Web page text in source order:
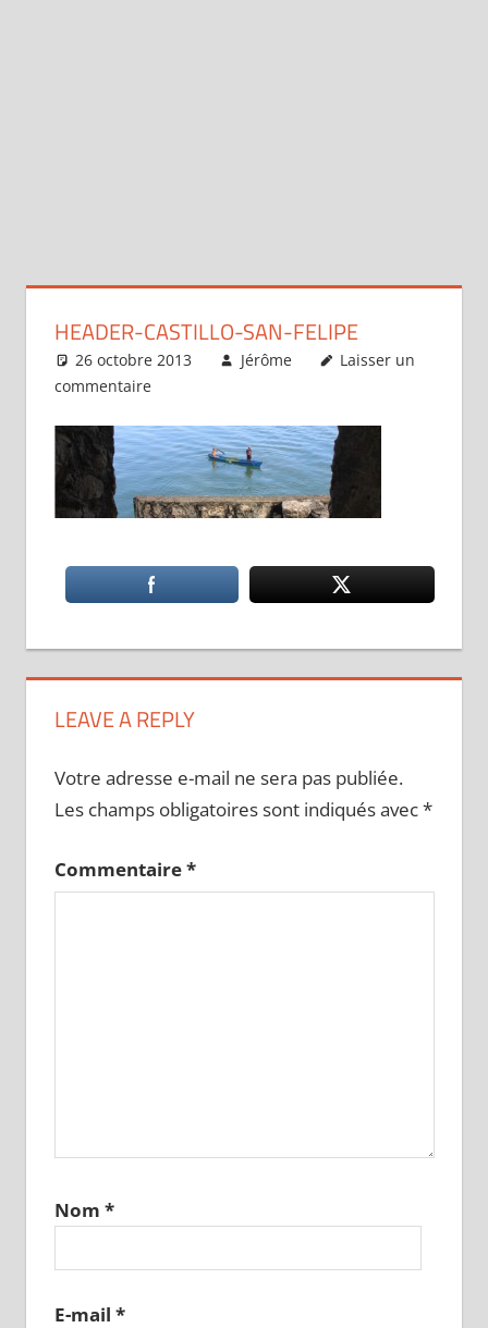
HEADER-CASTILLO-SAN-FELIPE
26 octobre 2013 Jérôme
Laisser un
commentaire
LEAVE A REPLY
Votre adresse e-mail ne sera pas publiée.
Les champs obligatoires sont indiqués avec*
Commentaire*
Nom *
E-mail *